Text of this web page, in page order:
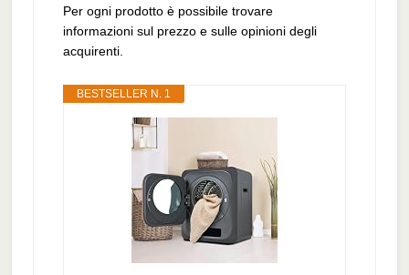
Per ogni prodotto è possibile trovare
informazioni sul prezzo e sulle opinioni degli
acquirenti.
BESTSELLER N. 1